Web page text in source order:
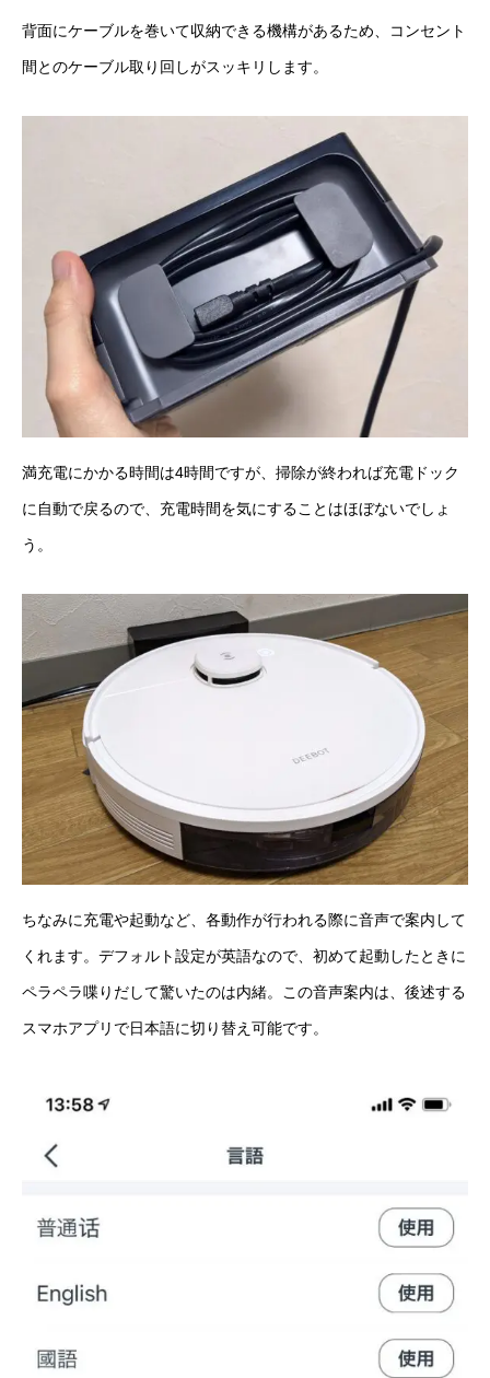
背面にケーブルを巻いて収納できる機構があるため、コンセント
間とのケーブル取り回しがスッキリします。
満充電にかかる時間は4時間ですが、掃除が終われば充電ドック
に自動で戻るので、充電時間を気にすることはほぼないでしょ
う。
ちなみに充電や起動など、各動作が行われる際に音声で案内して
くれます。デフォルト設定が英語なので、初めて起動したときに
ペラペラ喋りだして驚いたのは内緒。この音声案内は、後述する
スマホアプリで日本語に切り替え可能です。